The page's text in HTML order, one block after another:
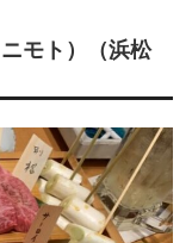
モト）（浜松